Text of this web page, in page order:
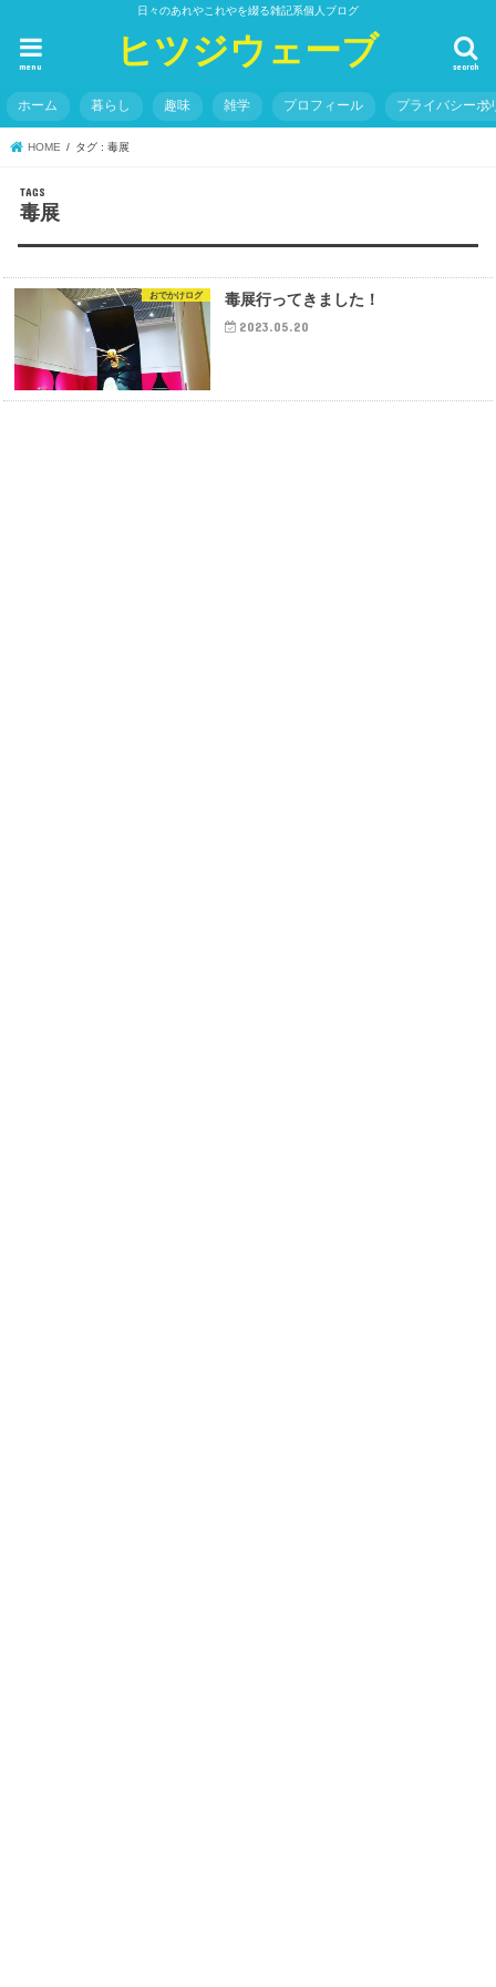
日々のあれやこれやを綴る雑記系個人ブログ
ヒツジウェーブ search
menu
ホーム 暮らし 趣味 雑学 プロフィール プライバシーポ
HOME タグ : 毒展
毒展
おでかけログ 毒展行ってきました！
2023.05.20